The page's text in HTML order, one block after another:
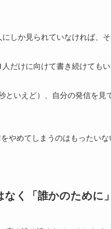
しか見られていなければ、
だけに向けて書き続けてもい
いえど）、自分の発信を見
やめてしまうのはもったいな
なく「誰かのために